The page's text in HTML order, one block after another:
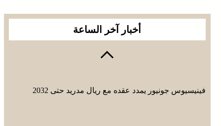
أخبار آخر الساعة
فينيسيوس جونيور يمدد عقده مع ريال مدريد حتى 2032